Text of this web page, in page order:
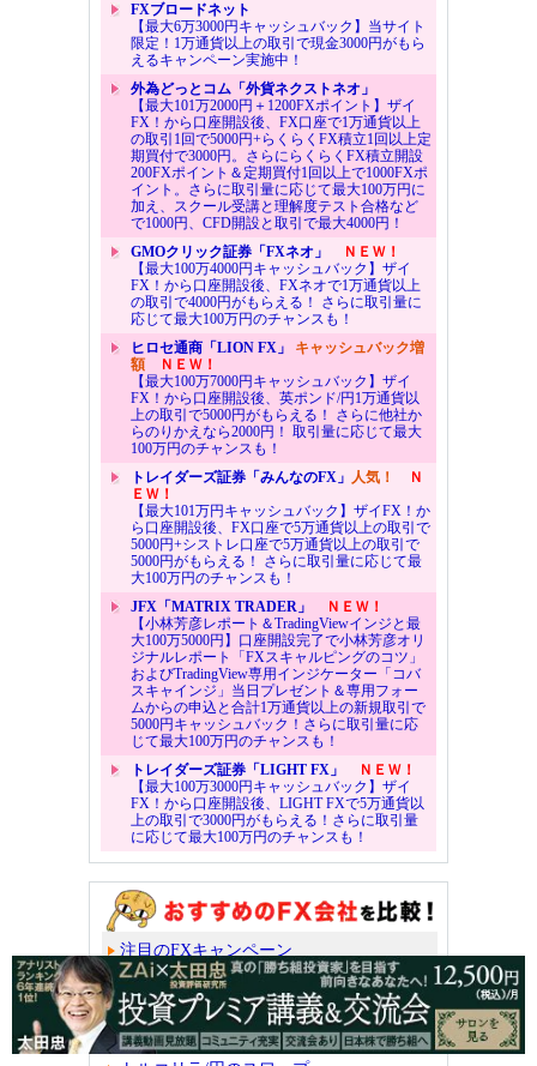
FXブロードネット
【最大6万3000円キャッシュバック】当サイト
限定！1万通貨以上の取引で現金3000円がもら
えるキャンペーン実施中！
外為どっとコム「外貨ネクストネオ」
【最大101万2000円＋1200FXポイント】ザイ
FX！から口座開設後、FX口座で1万通貨以上
の取引1回で5000円+らくらくFX積立1回以上定
期買付で3000円。さらにらくらくFX積立開設
200FXポイント＆定期買付1回以上で1000FXポ
イント。さらに取引量に応じて最大100万円に
加え、スクール受講と理解度テスト合格など
で1000円、CFD開設と取引で最大4000円！
GMOクリック証券「FXネオ」
ＮＥＷ！
【最大100万4000円キャッシュバック】ザイ
FX！から口座開設後、FXネオで1万通貨以上
の取引で4000円がもらえる！ さらに取引量に
応じて最大100万円のチャンスも！
ヒロセ通商「LION FX」 キャッシュバック増
額ＮＥＷ！
【最大100万7000円キャッシュバック】ザイ
FX！から口座開設後、英ポンド/円1万通貨以
上の取引で5000円がもらえる！ さらに他社か
らのりかえなら2000円！ 取引量に応じて最大
100万円のチャンスも！
トレイダーズ証券「みんなのFX」 人気！
Ｎ
ＥＷ！
【最大101万円キャッシュバック】ザイFX！か
ら口座開設後、FX口座で5万通貨以上の取引で
5000円+シストレ口座で5万通貨以上の取引で
5000円がもらえる！ さらに取引量に応じて最
大100万円のチャンスも！
JFX「MATRIX TRADER」
ＮＥＷ！
【小林芳彦レポート＆TradingViewインジと最
大100万5000円】口座開設完了で小林芳彦オリ
ジナルレポート「FXスキャルピングのコツ」
およびTradingView専用インジケーター「コバ
スキャインジ」当日プレゼント＆専用フォー
ムからの申込と合計1万通貨以上の新規取引で
5000円キャッシュバック！さらに取引量に応
じて最大100万円のチャンスも！
トレイダーズ証券「LIGHT FX」
ＮＥＷ！
【最大100万3000円キャッシュバック】ザイ
FX！から口座開設後、LIGHT FXで5万通貨以
上の取引で3000円がもらえる！さらに取引量
に応じて最大100万円のチャンスも！
注目のFXキャンペーン
スプレッド（取引コスト）
スワップポイント